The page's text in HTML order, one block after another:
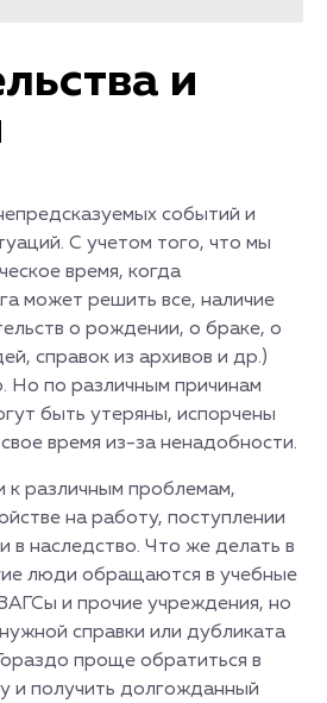
и
событий и
С учетом того, что мы
время, когда
может решить все, наличие
о рождении, о браке, о
справок из архивов и др.)
Но по различным причинам
быть утеряны, испорчены
время из-за ненадобности.
к различным проблемам,
на работу, поступлении
в наследство. Что же делать в
люди обращаются в учебные
и прочие учреждения, но
справки или дубликата
проще обратиться в
и получить долгожданный